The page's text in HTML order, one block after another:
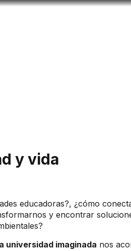
y vida​​​
educadoras?, ¿cómo
y encontrar
universidad imaginada nos